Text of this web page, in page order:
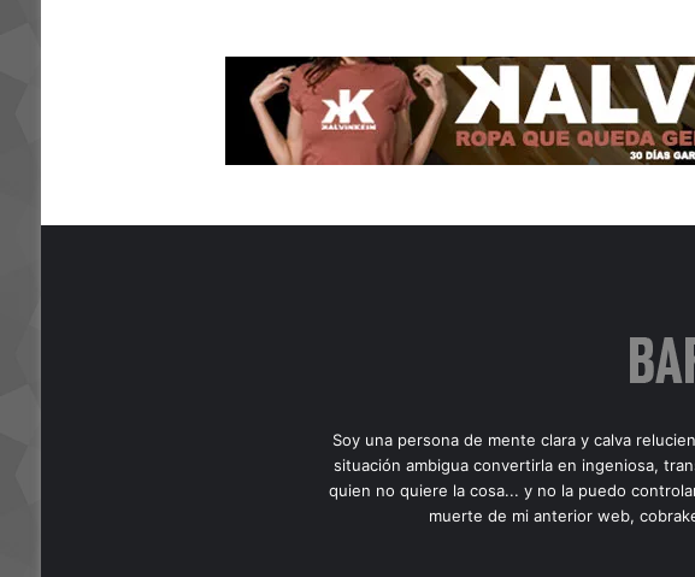
Soy una persona de mente clara y calva
situación ambigua convertirla en ingeniosa,
quien no quiere la cosa... y no la puedo
muerte de mi anterior web,